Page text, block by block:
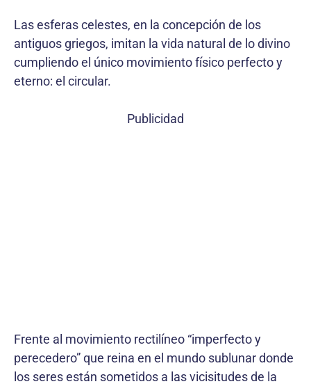
Las esferas celestes, en la concepción de los
antiguos griegos, imitan la vida natural de lo divino
cumpliendo el único movimiento físico perfecto y
eterno: el circular.
Publicidad
Frente al movimiento rectilíneo “imperfecto y
perecedero” que reina en el mundo sublunar donde
los seres están sometidos a las vicisitudes de la